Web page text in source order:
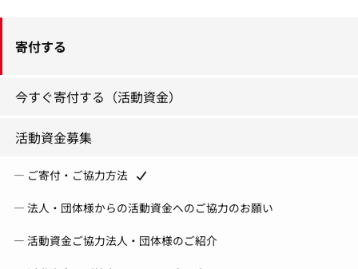
寄付する
今すぐ寄付する（活動資金）
活動資金募集
ご寄付・ご協力方法
法人・団体様からの活動資金へのご協力のお願い
活動資金ご協力法人・団体様のご紹介